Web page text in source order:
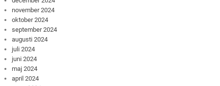
november 2024
oktober 2024
september 2024
augusti 2024
juli 2024
juni 2024
maj 2024
april 2024